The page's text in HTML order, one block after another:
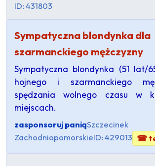
ID: 431803
Sympatyczna blondynka dla
szarmanckiego mężczyzny
Sympatyczna blondynka (51 lat/
hojnego i szarmanckiego
spędzania wolnego czasu w
miejscach.
zasponsoruj paniąSzczecinek
ZachodniopomorskieID: 429013 ☎